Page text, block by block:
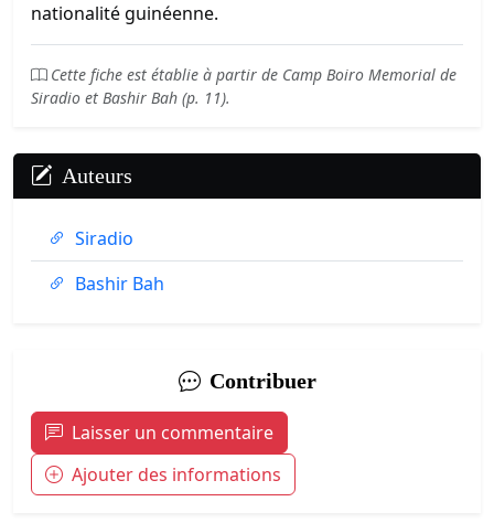
nationalité guinéenne.
Cette fiche est établie à partir de Camp Boiro Memorial de
Siradio et Bashir Bah (p. 11).
Auteurs
Siradio
Bashir Bah
Contribuer
Laisser un commentaire
Ajouter des informations